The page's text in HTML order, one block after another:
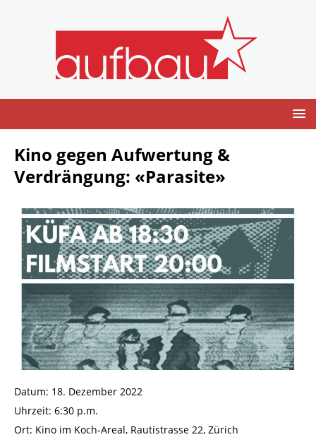
Kino gegen Aufwertung &
Verdrängung: «Parasite»
Datum: 18. Dezember 2022
Uhrzeit: 6:30 p.m.
Ort: Kino im Koch-Areal, Rautistrasse 22, Zürich